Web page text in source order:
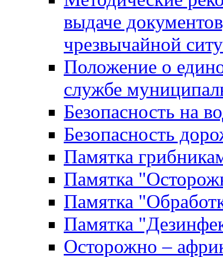
выдаче
чрезвычайной
Положение о
службе
Безопасность на
Безопасность
Памятка
Памятка
Памятка
Памятка
Осторожно –